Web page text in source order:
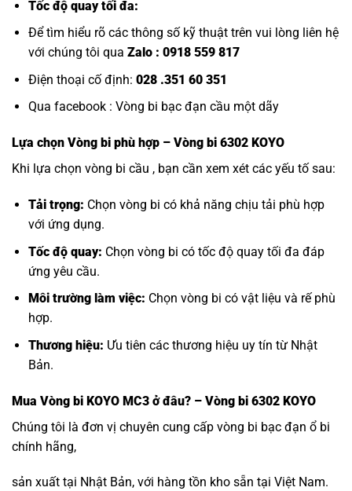
Tốc độ quay tối đa:
Để tìm hiểu rõ các thông số kỹ thuật trên vui lòng liên hệ
với chúng tôi qua Zalo : 0918 559 817
Điện thoại cố định: 028 .351 60 351
Qua facebook : Vòng bi bạc đạn cầu một dãy
Lựa chọn Vòng bi phù hợp – Vòng bi 6302 KOYO
Khi lựa chọn vòng bi cầu , bạn cần xem xét các yếu tố sau:
Tải trọng: Chọn vòng bi có khả năng chịu tải phù hợp
với ứng dụng.
Tốc độ quay: Chọn vòng bi có tốc độ quay tối đa đáp
ứng yêu cầu.
Môi trường làm việc: Chọn vòng bi có vật liệu và rế phù
hợp.
Thương hiệu: Ưu tiên các thương hiệu uy tín từ Nhật
Bản.
Mua Vòng bi KOYO MC3 ở đâu? – Vòng bi 6302 KOYO
Chúng tôi là đơn vị chuyên cung cấp vòng bi bạc đạn ổ bi
chính hãng,
sản xuất tại Nhật Bản, với hàng tồn kho sẵn tại Việt Nam.